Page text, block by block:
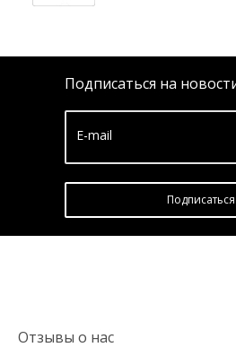
Подписаться на
E-mail
Подписатьcя
Отзывы о нас